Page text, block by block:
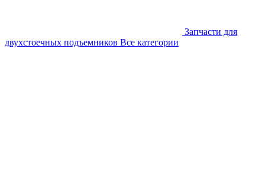
Запчасти для
двухстоечных подъемников Все категории